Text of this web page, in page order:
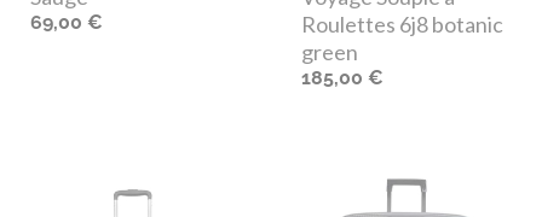
69,00 €
Roulettes 6j8 botanic
green
185,00 €